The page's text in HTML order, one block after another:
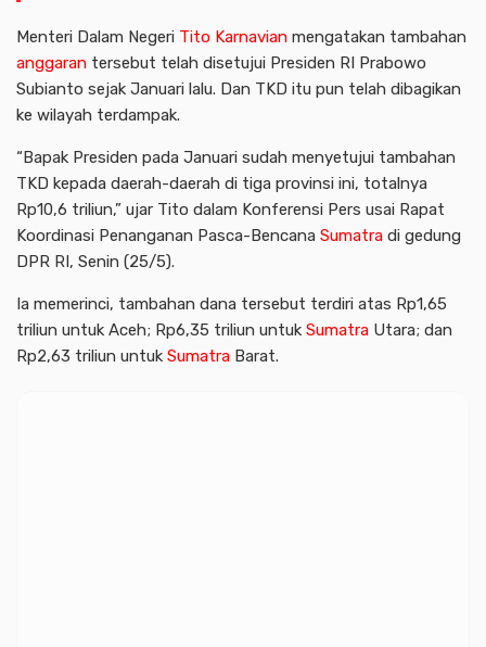
Menteri Dalam Negeri Tito Karnavian mengatakan tambahan
anggaran tersebut telah disetujui Presiden RI Prabowo
Subianto sejak Januari lalu. Dan TKD itu pun telah dibagikan
ke wilayah terdampak.
“Bapak Presiden pada Januari sudah menyetujui tambahan
TKD kepada daerah-daerah di tiga provinsi ini, totalnya
Rp10,6 triliun,” ujar Tito dalam Konferensi Pers usai Rapat
Koordinasi Penanganan Pasca-Bencana Sumatra di gedung
DPR RI, Senin (25/5).
Ia memerinci, tambahan dana tersebut terdiri atas Rp1,65
triliun untuk Aceh; Rp6,35 triliun untuk Sumatra Utara; dan
Rp2,63 triliun untuk Sumatra Barat.